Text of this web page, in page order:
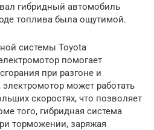
гибридный автомобиль
топлива была ощутимой.
системы Toyota
помогает
при разгоне и
может работать
скоростях, что позволяет
того, гибридная система
торможении, заряжая